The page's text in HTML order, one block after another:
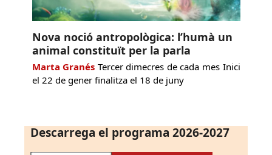
Nova noció antropològica: l’humà un
animal constituït per la parla
Marta Granés Tercer dimecres de cada mes Inici
el 22 de gener finalitza el 18 de juny
Descarrega el programa 2026-2027